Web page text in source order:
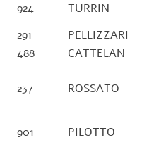
924
TURRIN
291
PELLIZZARI
488
CATTELAN
237 ROSSATO
901 PILOTTO